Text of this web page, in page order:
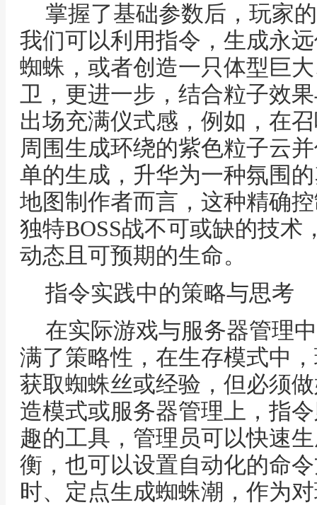
掌握了基础参数后，玩家
我们可以利用指令，生成永
蜘蛛，或者创造一只体型巨
卫，更进一步，结合粒子效
出场充满仪式感，例如，在
周围生成环绕的紫色粒子云
单的生成，升华为一种氛围
地图制作者而言，这种精确
独特BOSS战不可或缺的技术
动态且可预期的生命。
指令实践中的策略与思考
在实际游戏与服务器管理
满了策略性，在生存模式中
获取蜘蛛丝或经验，但必须
造模式或服务器管理上，指
趣的工具，管理员可以快速
衡，也可以设置自动化的命
时、定点生成蜘蛛潮，作为